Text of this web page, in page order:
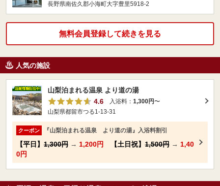
長野県南佐久郡小海町大字豊里5918-2
無料会員登録して続きを見る
人気の施設
山梨泊まれる温泉 より道の湯
4.6
入浴料： 1,300円〜
山梨県都留市つる1-13-31
クーポン 『山梨泊まれる温泉 より道の湯』入浴料割引
【平日】 1,300円 → 1,200円 【土日祝】 1,500円 → 1,40
0円